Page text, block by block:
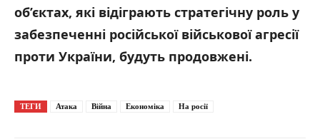
об’єктах, які відіграють стратегічну роль у
забезпеченні російської військової агресії
проти України, будуть продовжені.
ТЕГИ Атака Війна Економіка На росії